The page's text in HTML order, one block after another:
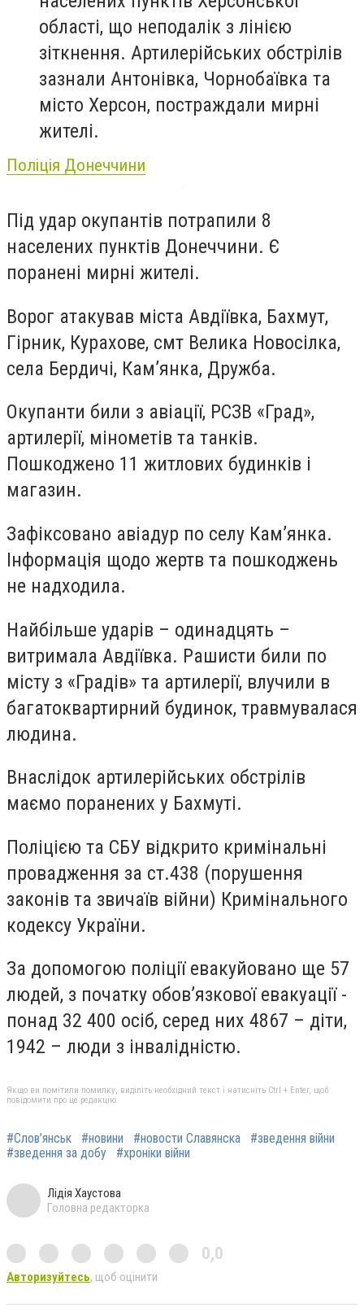
області, що неподалік з лінією
зіткнення. Артилерійських обстрілів
зазнали Антонівка, Чорнобаївка та
місто Херсон, постраждали мирні
жителі.
Поліція Донеччини
Під удар окупантів потрапили 8
населених пунктів Донеччини. Є
поранені мирні жителі.
Ворог атакував міста Авдіївка, Бахмут,
Гірник, Курахове, смт Велика Новосілка,
села Бердичі, Кам’янка, Дружба.
Окупанти били з авіації, РСЗВ «Град»,
артилерії, мінометів та танків.
Пошкоджено 11 житлових будинків і
магазин.
Зафіксовано авіадур по селу Кам’янка.
Інформація щодо жертв та пошкоджень
не надходила.
Найбільше ударів – одинадцять –
витримала Авдіївка. Рашисти били по
місту з «Градів» та артилерії, влучили в
багатоквартирний будинок, травмувалася
людина.
Внаслідок артилерійських обстрілів
маємо поранених у Бахмуті.
Поліцією та СБУ відкрито кримінальні
провадження за ст.438 (порушення
законів та звичаїв війни) Кримінального
кодексу України.
За допомогою поліції евакуйовано ще 57
людей, з початку обов’язкової евакуації -
понад 32 400 осіб, серед них 4867 – діти,
1942 – люди з інвалідністю.
Якщо ви помітили помилку, виділіть необхідний текст і натисніть Ctrl + Enter, щоб
повідомити про це редакцію
#Слов’янськ #новини #новости Славянска
#зведення війни
#зведення за добу
#хроніки війни
Лідія Хаустова
Головна редакторка
0,0
Авторизуйтесь, щоб оцінити